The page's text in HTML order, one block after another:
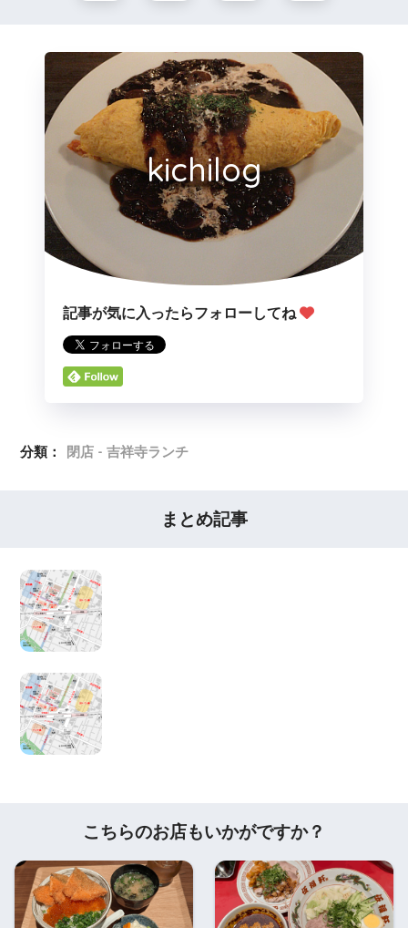
kichilog
記事が気に入ったらフォローしてね
分類： 閉店 - 吉祥寺ランチ
まとめ記事
こちらのお店もいかがですか？